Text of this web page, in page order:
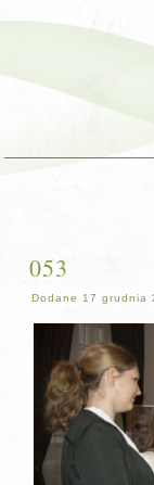
053
Dodane 17 grudnia